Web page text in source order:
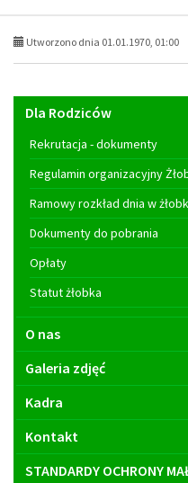
Utworzono dnia 01.01.1970, 01:00
Menu
główne
Dla Rodziców
Rekrutacja - dokumenty
Regulamin organizacyjny
Ramowy rozkład dnia w
Dokumenty do pobrania
Opłaty
Statut żłobka
O nas
Galeria zdjęć
Kadra
Kontakt
STANDARDY OCHRONY